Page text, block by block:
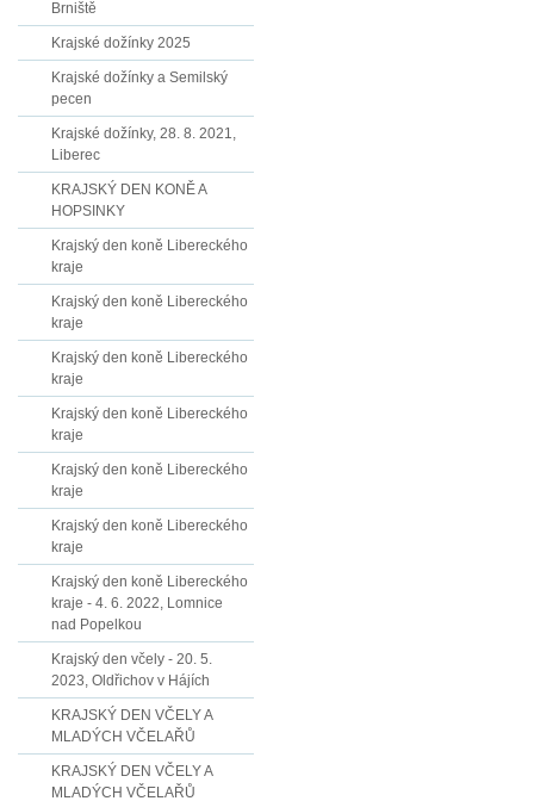
Brniště
Krajské dožínky 2025
Krajské dožínky a Semilský
pecen
Krajské dožínky, 28. 8. 2021,
Liberec
KRAJSKÝ DEN KONĚ A
HOPSINKY
Krajský den koně Libereckého
kraje
Krajský den koně Libereckého
kraje
Krajský den koně Libereckého
kraje
Krajský den koně Libereckého
kraje
Krajský den koně Libereckého
kraje
Krajský den koně Libereckého
kraje
Krajský den koně Libereckého
kraje - 4. 6. 2022, Lomnice
nad Popelkou
Krajský den včely - 20. 5.
2023, Oldřichov v Hájích
KRAJSKÝ DEN VČELY A
MLADÝCH VČELAŘŮ
KRAJSKÝ DEN VČELY A
MLADÝCH VČELAŘŮ